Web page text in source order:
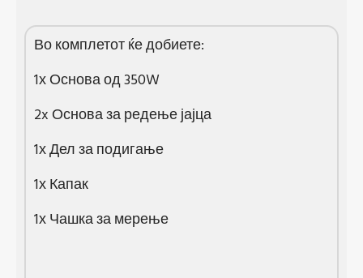
Во комплетот ќе добиете:
1х Основа од 350W
2x Основа за редење јајца
1х Дел за подигање
1х Капак
1х Чашка за мерење